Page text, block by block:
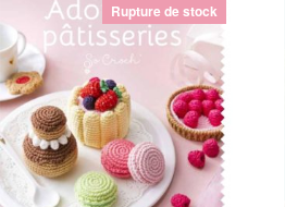
Rupture de stock